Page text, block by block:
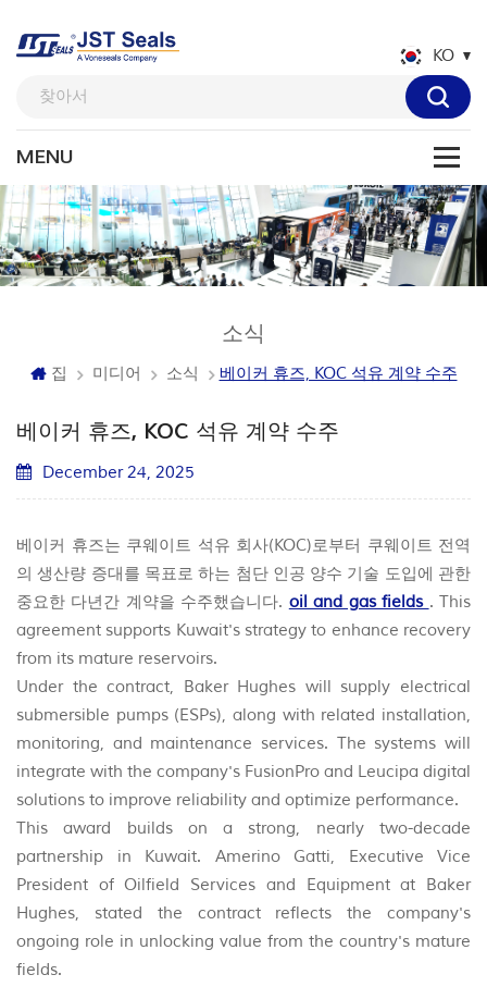
KO
소식
집 미디어 소식 베이커 휴즈, KOC 석유 계약 수주
베이커 휴즈, KOC 석유 계약 수주
December 24, 2025
베이커 휴즈는 쿠웨이트 석유 회사(KOC)로부터 쿠웨이트 전역
의 생산량 증대를 목표로 하는 첨단 인공 양수 기술 도입에 관한
중요한 다년간 계약을 수주했습니다. oil and gas fields . This
agreement supports Kuwait's strategy to enhance recovery
from its mature reservoirs.
Under the contract, Baker Hughes will supply electrical
submersible pumps (ESPs), along with related installation,
monitoring, and maintenance services. The systems will
integrate with the company's FusionPro and Leucipa digital
solutions to improve reliability and optimize performance.
This award builds on a strong, nearly two-decade
partnership in Kuwait. Amerino Gatti, Executive Vice
President of Oilfield Services and Equipment at Baker
Hughes, stated the contract reflects the company's
ongoing role in unlocking value from the country's mature
fields.